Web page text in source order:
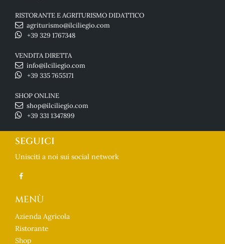
RISTORANTE E AGRITURISMO DIDATTICO
agriturismo@ilciliegio.com
+39 329 1767348
VENDITA DIRETTA
info@ilciliegio.com
+39 335 7655171
SHOP ONLINE
shop@ilciliegio.com
+39 331 1347899
SEGUICI
Unisciti a noi sui social network
MENÙ
Azienda Agricola
Ristorante
Shop